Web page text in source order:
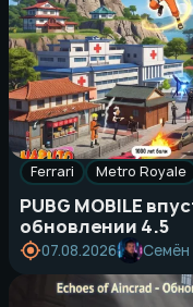
Ferrari Metro Royale
PUBG MOBILE
обновлении 4.5
07.08.2026 Семён